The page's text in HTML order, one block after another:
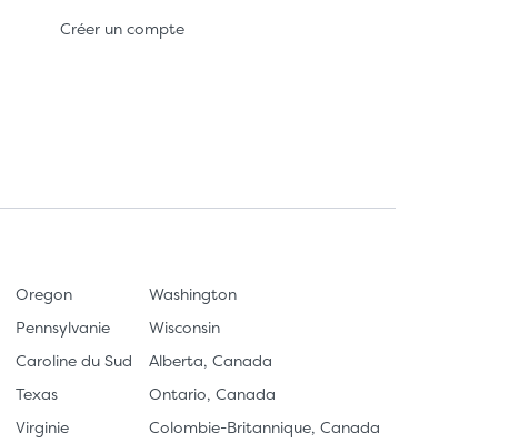
Créer un compte
Oregon
Pennsylvanie
Caroline du Sud
Texas
Virginie
Washington
Wisconsin
Alberta, Canada
Ontario, Canada
Colombie-Britannique, Canada